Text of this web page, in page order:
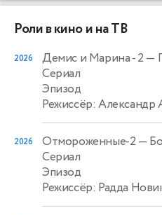
Роли в кино и на ТВ
2026 Демис и Марина - 2 —
Сериал
Эпизод
Режиссёр: Александр
2026 Отмороженные-2 —
Сериал
Эпизод
Режиссёр: Радда